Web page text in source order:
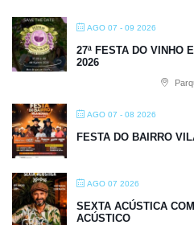
AGO 07 - 09 2026
27ª FESTA DO VINHO
2026
AGO 07 - 08 2026
FESTA DO BAIRRO
AGO 07 2026
SEXTA ACÚSTICA
ACÚSTICO